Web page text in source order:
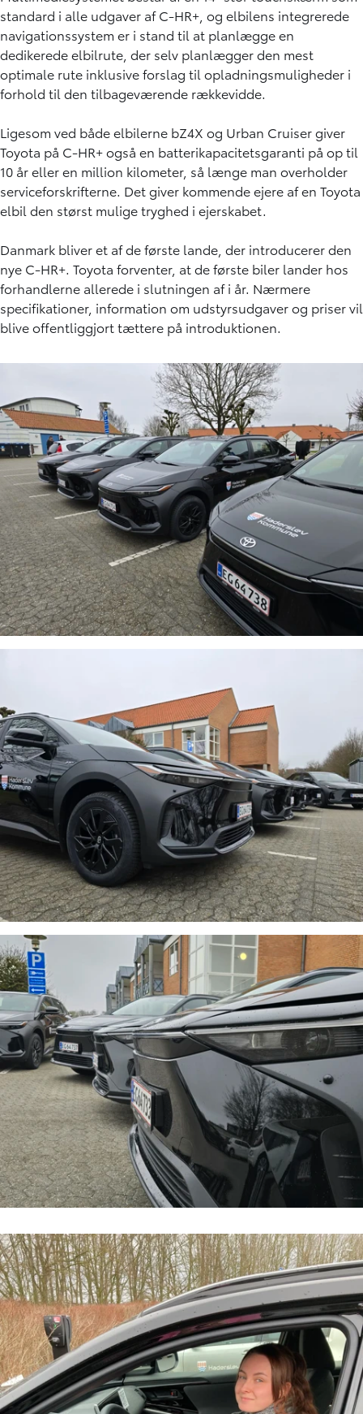
standard i alle udgaver af C-HR+, og elbilens integrerede
navigationssystem er i stand til at planlægge en
dedikerede elbilrute, der selv planlægger den mest
optimale rute inklusive forslag til opladningsmuligheder i
forhold til den tilbageværende rækkevidde.
Ligesom ved både elbilerne bZ4X og Urban Cruiser giver
Toyota på C-HR+ også en batterikapacitetsgaranti på op til
10 år eller en million kilometer, så længe man overholder
serviceforskrifterne. Det giver kommende ejere af en Toyota
elbil den størst mulige tryghed i ejerskabet.
Danmark bliver et af de første lande, der introducerer den
nye C-HR+. Toyota forventer, at de første biler lander hos
forhandlerne allerede i slutningen af i år. Nærmere
specifikationer, information om udstyrsudgaver og priser vil
blive offentliggjort tættere på introduktionen.